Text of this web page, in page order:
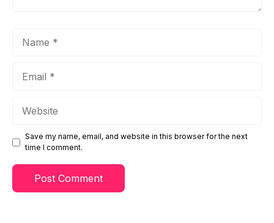
Save my name, email, and website in this browser for the next
time I comment.